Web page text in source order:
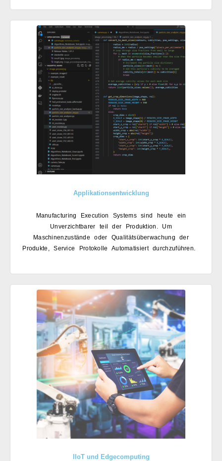
Applikationsentwicklung
Manufacturing Execution Systems sind heute ein
Unverzichtbarer teil der
Produktion. Um
Maschinenzuständeoder Qualitätsüberwachung der
Produkte,Service Protokolle Automatisiertdurchzuführen.
IIoT und Edgecomputing